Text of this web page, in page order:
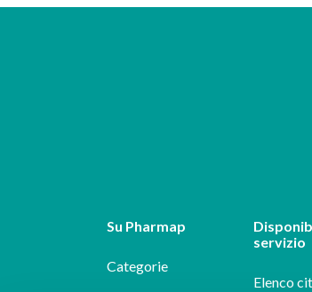
Su Pharmap
Categorie
servizio
Elenco